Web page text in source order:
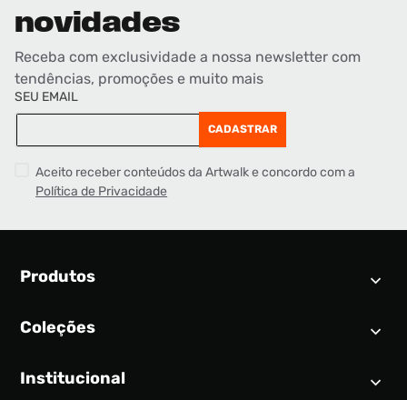
novidades
Receba com exclusividade a nossa newsletter com
tendências, promoções e muito mais
SEU EMAIL
CADASTRAR
Aceito receber conteúdos da Artwalk e concordo com a
Política de Privacidade
Produtos
Calendário SNEAKER
Tênis
Coleções
Air Jordan 1
Institucional